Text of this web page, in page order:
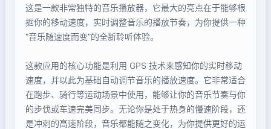
这是一款非常独特的音乐播放器，它最大的亮点在于能够根
据你的移动速度，实时调整音乐的播放节奏，为你提供一种
“音乐随速度而变”的全新聆听体验。
这款应用的核心功能是利用 GPS 技术来感知你的实时移动
速度，并以此为基础自动调节音乐的播放速度。它非常适合
在跑步、骑行等运动场景中使用，能够让你的音乐节奏与你
的步伐或车速完美同步。无论你是处于热身的慢速阶段，还
是冲刺的高速阶段，音乐都能随之变化，为你提供更好的运